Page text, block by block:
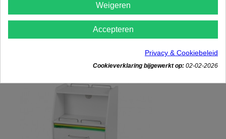
Werkwagen Cosmetic Trolley Facile+
Weigeren
Accepteren
Privacy & Cookiebeleid
Cookieverklaring bijgewerkt op: 02-02-2026